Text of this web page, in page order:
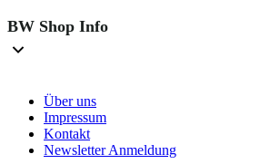
BW Shop Info
Über uns
Impressum
Kontakt
Newsletter Anmeldung